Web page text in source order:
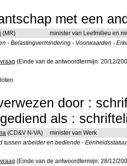
met een
(MR)
minister van Leefmilieu en
- Belastingvermindering - Voorwaarden -
vraag (Einde van de antwoordtermijn: 20/12/
door :
als :
(CD&V N-VA)
minister van Werk
tussen arbeider en bediende -
vraag (Einde van de antwoordtermijn: 28/12/